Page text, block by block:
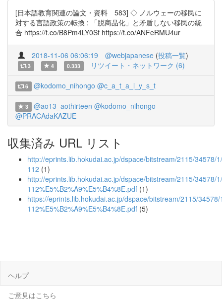
[日本語教育関連の論文・資料 583] ◇ ノルウェーの移民に
対する言語政策の転換 : 「脱商品化」と矛盾しない移民の統
合 https://t.co/B8Pm4LY0Sf https://t.co/ANFeRMU4ur
2018-11-06 06:06:19 @webjapanese (投稿一覧)
3 4 0.333 リツイート・ネットワーク (6)
6 @kodomo_nihongo @c_a_t_a_l_y_s_t
3 @ao13_aothirteen @kodomo_nihongo
@PRACAdaKAZUE
収集済み URL リスト
http://eprints.lib.hokudai.ac.jp/dspace/bitstream/2115/34578/
112 (1)
http://eprints.lib.hokudai.ac.jp/dspace/bitstream/2115/34578/
112%E5%B2%A9%E5%B4%8E.pdf (1)
https://eprints.lib.hokudai.ac.jp/dspace/bitstream/2115/
112%E5%B2%A9%E5%B4%8E.pdf (5)
ヘルプ
ご意見はこちら